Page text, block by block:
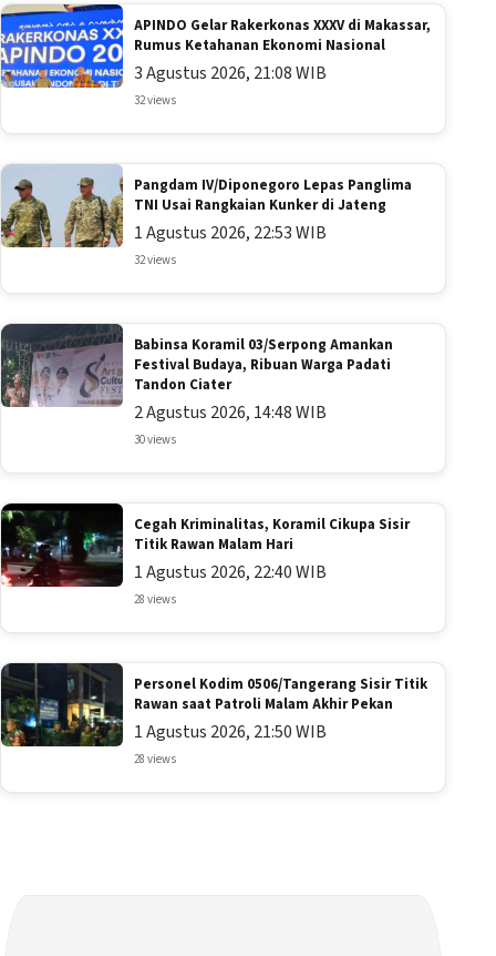
APINDO Gelar Rakerkonas XXXV di Makassar,
Rumus Ketahanan Ekonomi Nasional
3 Agustus 2026, 21:08 WIB
32 views
Pangdam IV/Diponegoro Lepas Panglima
TNI Usai Rangkaian Kunker di Jateng
1 Agustus 2026, 22:53 WIB
32 views
Babinsa Koramil 03/Serpong Amankan
Festival Budaya, Ribuan Warga Padati
Tandon Ciater
2 Agustus 2026, 14:48 WIB
30 views
Cegah Kriminalitas, Koramil Cikupa Sisir
Titik Rawan Malam Hari
1 Agustus 2026, 22:40 WIB
28 views
Personel Kodim 0506/Tangerang Sisir Titik
Rawan saat Patroli Malam Akhir Pekan
1 Agustus 2026, 21:50 WIB
28 views